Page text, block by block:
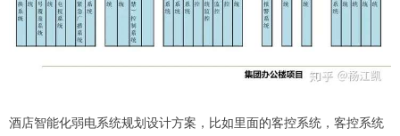
酒店智能化弱电系统规划设计方案，比如里面的客控系统，客控系统